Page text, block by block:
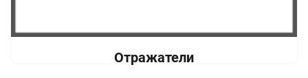
Отражатели